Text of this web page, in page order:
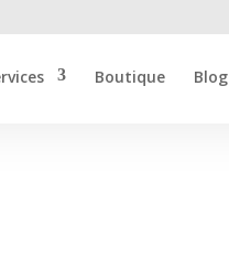
Boutique Blog